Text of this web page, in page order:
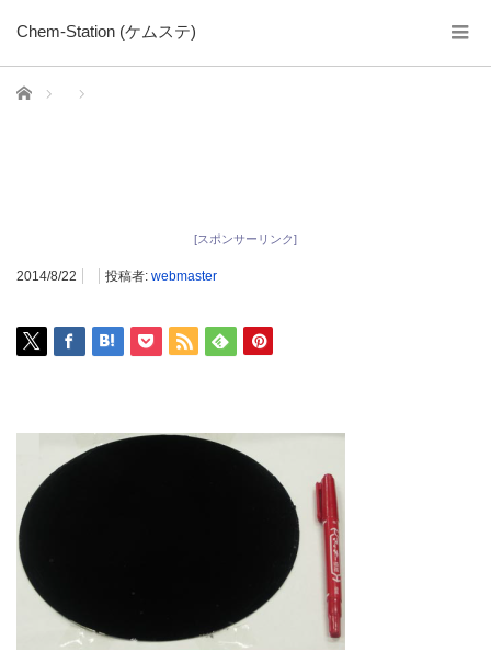
Chem-Station (ケムステ)
ホーム
[スポンサーリンク]
2014/8/22 投稿者: webmaster